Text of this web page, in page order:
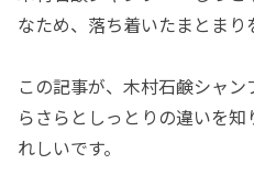
なため、落ち着いたまとまり
この記事が、木村石鹸シャ
らさらとしっとりの違いを
れしいです。